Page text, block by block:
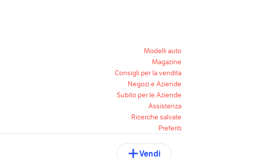
Modelli auto
Magazine
Consigli per la vendita
Negozi e Aziende
Subito per le Aziende
Assistenza
Ricerche salvate
Preferiti
Vendi